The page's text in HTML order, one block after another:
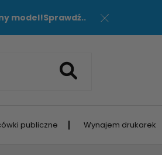
model!Sprawdź..
publiczne Wynajem drukarek